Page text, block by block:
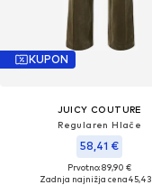
KUPON
JUICY COUTURE
Regularen Hlače
58,41 €
Prvotno: 89,90 €
Zadnja najnižja cena